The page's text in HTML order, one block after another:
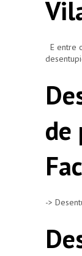
E entre
de
->